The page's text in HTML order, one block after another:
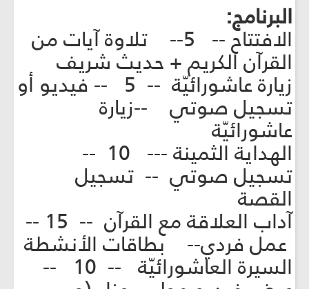
البرنامج:
الافتتاح -- 5-- تلاوة آيات من
القرآن الكريم + حديث شريف
زيارة عاشورائيّة -- 5 -- فيديو أو
تسجيل صوتي --زيارة
عاشورائيّة
الهداية الثمينة --- 10 --
تسجيل صوتي -- تسجيل
القصة
آداب العلاقة مع القرآن -- 15 --
عمل فردي-- بطاقات الأنشطة
السيرة العاشورائيّة -- 10 --